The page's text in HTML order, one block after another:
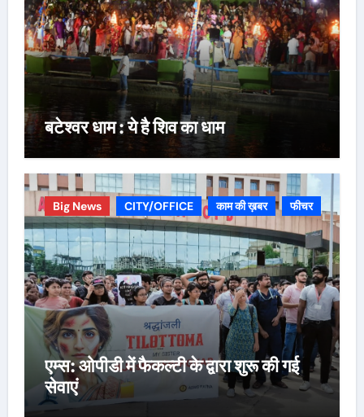
बटेश्वर धाम : ये है शिव का धाम
Big News CITY/OFFICE काम की ख़बर फीचर
एम्स: ओपीडी में फैकल्टी के द्वारा शुरू की गई
सेवाएं